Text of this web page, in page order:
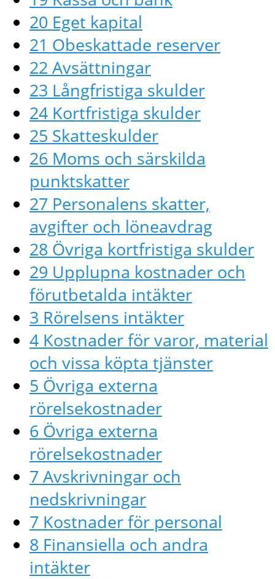
20 Eget kapital
21 Obeskattade reserver
22 Avsättningar
23 Långfristiga skulder
24 Kortfristiga skulder
25 Skatteskulder
26 Moms och särskilda
punktskatter
27 Personalens skatter,
avgifter och löneavdrag
28 Övriga kortfristiga skulder
29 Upplupna kostnader och
förutbetalda intäkter
3 Rörelsens intäkter
4 Kostnader för varor, material
och vissa köpta tjänster
5 Övriga externa
rörelsekostnader
6 Övriga externa
rörelsekostnader
7 Avskrivningar och
nedskrivningar
7 Kostnader för personal
8 Finansiella och andra
intäkter